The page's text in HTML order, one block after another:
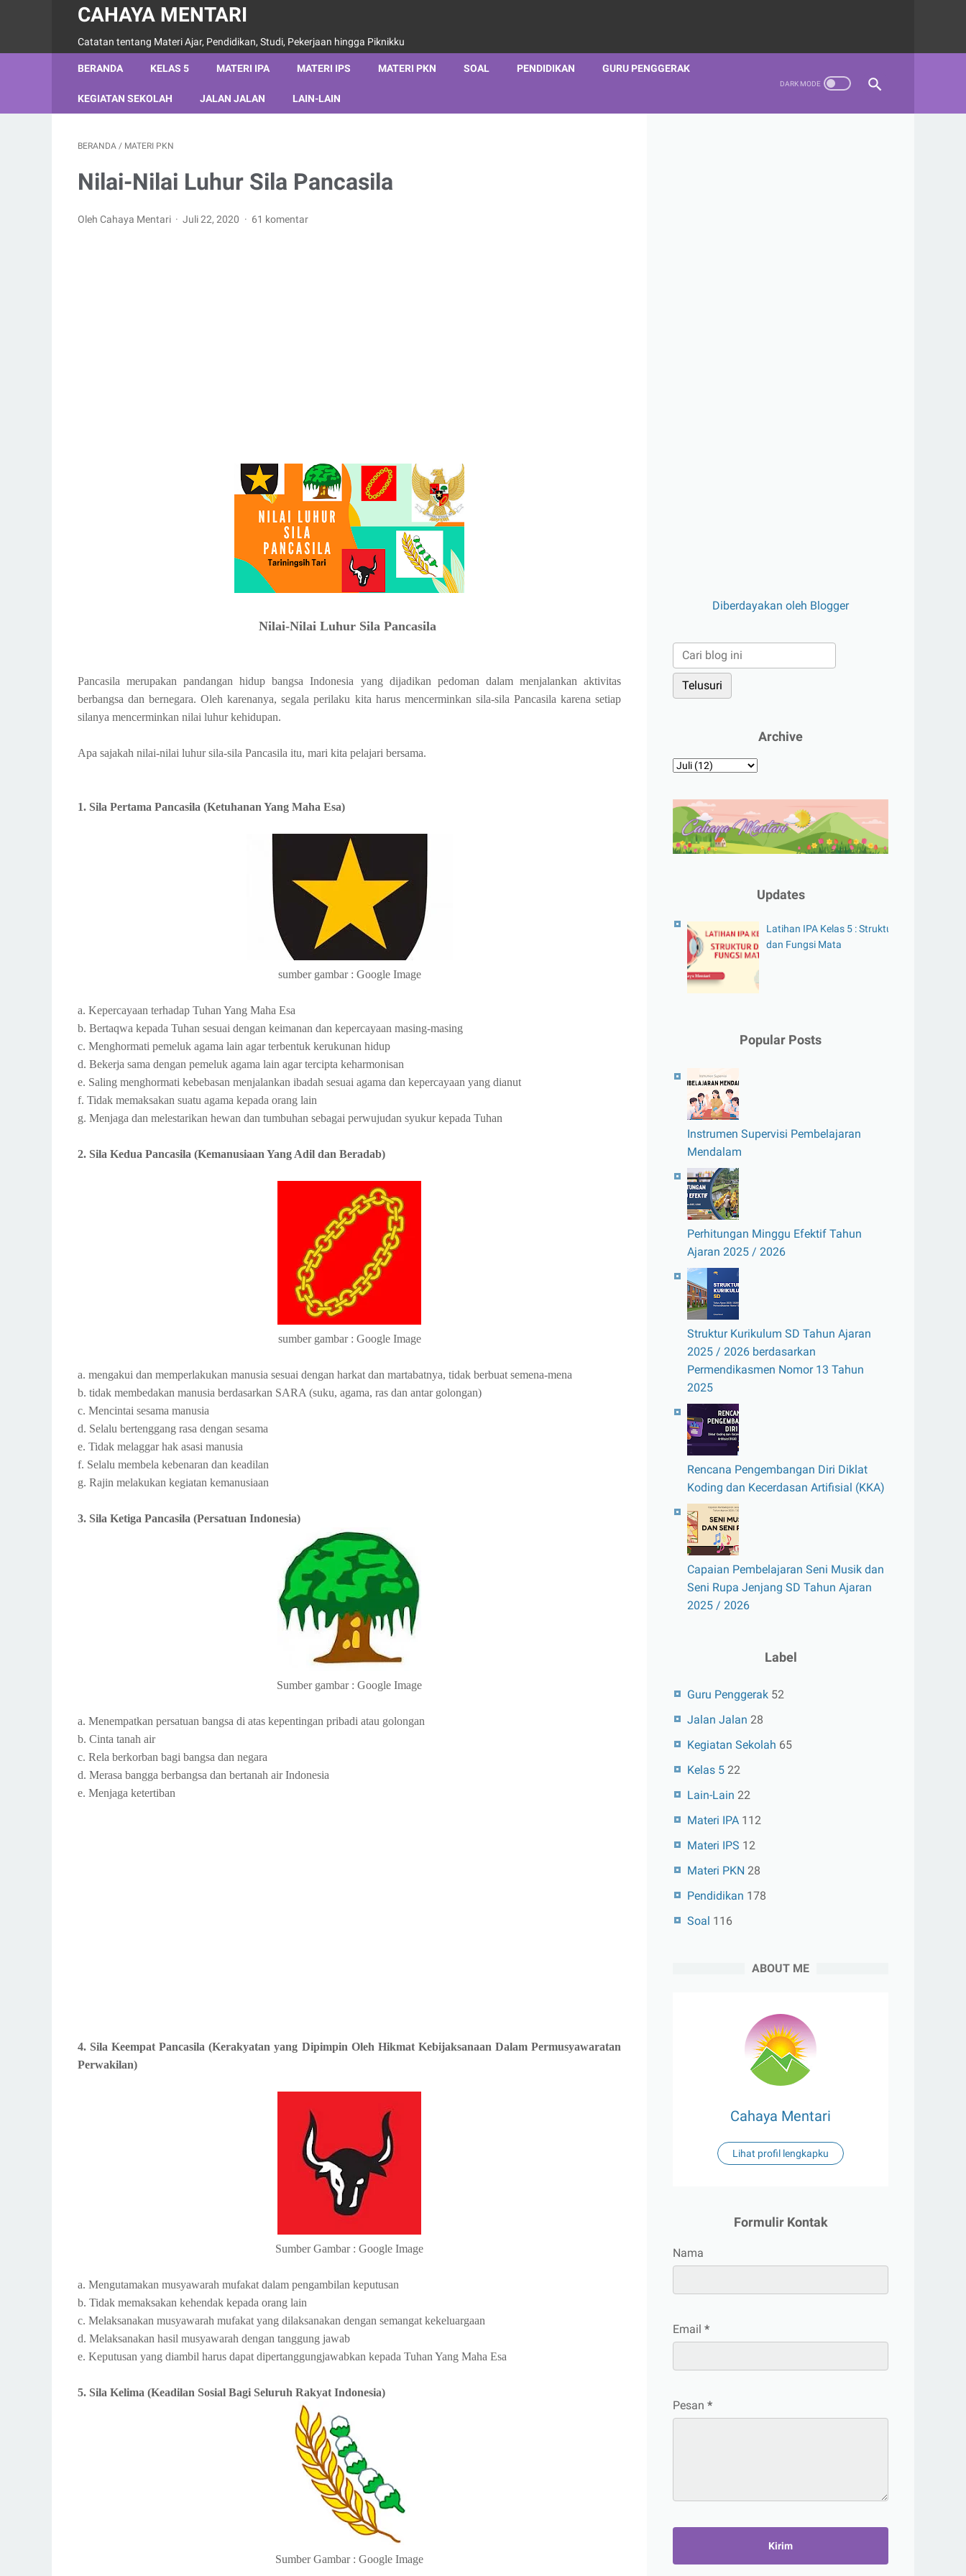
CAHAYA MENTARI
Catatan tentang Materi Ajar, Pendidikan, Studi, Pekerjaan hingga Piknikku
BERANDA KELAS 5 MATERI IPA MATERI IPS MATERI PKN SOAL PENDIDIKAN GURU PENGGERAK
KEGIATAN SEKOLAH JALAN JALAN LAIN-LAIN
BERANDA / MATERI PKN
Nilai-Nilai Luhur Sila Pancasila
Oleh Cahaya Mentari Juli 22, 2020 61 komentar
Nilai-Nilai Luhur Sila Pancasila
Pancasila merupakan pandangan hidup bangsa Indonesia yang dijadikan pedoman dalam menjalankan aktivitas
berbangsa dan bernegara. Oleh karenanya, segala perilaku kita harus mencerminkan sila-sila Pancasila karena setiap
silanya mencerminkan nilai luhur kehidupan.
Apa sajakah nilai-nilai luhur sila-sila Pancasila itu, mari kita pelajari bersama.
1. Sila Pertama Pancasila (Ketuhanan Yang Maha Esa)
sumber gambar : Google Image
a. Kepercayaan terhadap Tuhan Yang Maha Esa
b. Bertaqwa kepada Tuhan sesuai dengan keimanan dan kepercayaan masing-masing
c. Menghormati pemeluk agama lain agar terbentuk kerukunan hidup
d. Bekerja sama dengan pemeluk agama lain agar tercipta keharmonisan
e. Saling menghormati kebebasan menjalankan ibadah sesuai agama dan kepercayaan yang dianut
f. Tidak memaksakan suatu agama kepada orang lain
g. Menjaga dan melestarikan hewan dan tumbuhan sebagai perwujudan syukur kepada Tuhan
2. Sila Kedua Pancasila (Kemanusiaan Yang Adil dan Beradab)
sumber gambar : Google Image
a. mengakui dan memperlakukan manusia sesuai dengan harkat dan martabatnya, tidak berbuat semena-mena
b. tidak membedakan manusia berdasarkan SARA (suku, agama, ras dan antar golongan)
c. Mencintai sesama manusia
d. Selalu bertenggang rasa dengan sesama
e. Tidak melaggar hak asasi manusia
f. Selalu membela kebenaran dan keadilan
g. Rajin melakukan kegiatan kemanusiaan
3. Sila Ketiga Pancasila (Persatuan Indonesia)
Sumber gambar : Google Image
a. Menempatkan persatuan bangsa di atas kepentingan pribadi atau golongan
b. Cinta tanah air
c. Rela berkorban bagi bangsa dan negara
d. Merasa bangga berbangsa dan bertanah air Indonesia
e. Menjaga ketertiban
4. Sila Keempat Pancasila (Kerakyatan yang Dipimpin Oleh Hikmat Kebijaksanaan Dalam Permusyawaratan
Perwakilan)
Sumber Gambar : Google Image
a. Mengutamakan musyawarah mufakat dalam pengambilan keputusan
b. Tidak memaksakan kehendak kepada orang lain
c. Melaksanakan musyawarah mufakat yang dilaksanakan dengan semangat kekeluargaan
d. Melaksanakan hasil musyawarah dengan tanggung jawab
e. Keputusan yang diambil harus dapat dipertanggungjawabkan kepada Tuhan Yang Maha Esa
5. Sila Kelima (Keadilan Sosial Bagi Seluruh Rakyat Indonesia)
Sumber Gambar : Google Image
Diberdayakan oleh Blogger
Archive
Updates
Latihan IPA Kelas 5 : Struktur
dan Fungsi Mata
Popular Posts
Instrumen Supervisi Pembelajaran
Mendalam
Perhitungan Minggu Efektif Tahun
Ajaran 2025 / 2026
Struktur Kurikulum SD Tahun Ajaran
2025 / 2026 berdasarkan
Permendikasmen Nomor 13 Tahun
2025
Rencana Pengembangan Diri Diklat
Koding dan Kecerdasan Artifisial (KKA)
Capaian Pembelajaran Seni Musik dan
Seni Rupa Jenjang SD Tahun Ajaran
2025 / 2026
Label
Guru Penggerak 52
Jalan Jalan 28
Kegiatan Sekolah 65
Kelas 5 22
Lain-Lain 22
Materi IPA 112
Materi IPS 12
Materi PKN 28
Pendidikan 178
Soal 116
ABOUT ME
Cahaya Mentari
Lihat profil lengkapku
Formulir Kontak
Nama
Email *
Pesan *